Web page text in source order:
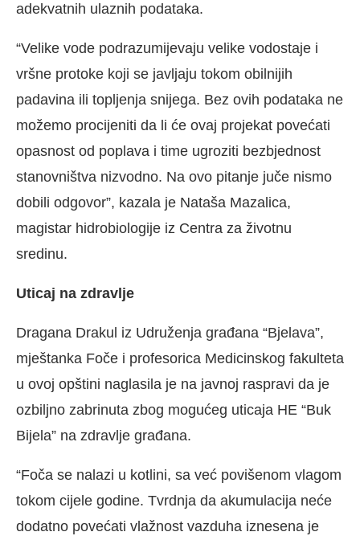
adekvatnih ulaznih podataka.
“Velike vode podrazumijevaju velike vodostaje i
vršne protoke koji se javljaju tokom obilnijih
padavina ili topljenja snijega. Bez ovih podataka ne
možemo procijeniti da li će ovaj projekat povećati
opasnost od poplava i time ugroziti bezbjednost
stanovništva nizvodno. Na ovo pitanje juče nismo
dobili odgovor”, kazala je Nataša Mazalica,
magistar hidrobiologije iz Centra za životnu
sredinu.
Uticaj na zdravlje
Dragana Drakul iz Udruženja građana “Bjelava”,
mještanka Foče i profesorica Medicinskog fakulteta
u ovoj opštini naglasila je na javnoj raspravi da je
ozbiljno zabrinuta zbog mogućeg uticaja HE “Buk
Bijela” na zdravlje građana.
“Foča se nalazi u kotlini, sa već povišenom vlagom
tokom cijele godine. Tvrdnja da akumulacija neće
dodatno povećati vlažnost vazduha iznesena je